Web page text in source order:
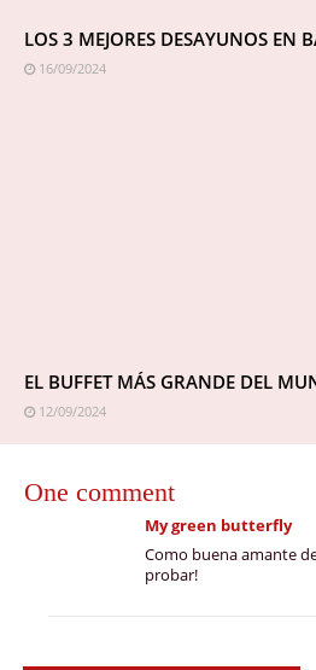
LOS 3 MEJORES DESAYUNOS EN
16/09/2024
EL BUFFET MÁS GRANDE DEL
12/09/2024
One comment
My green butterfly
Como buena amante
probar!